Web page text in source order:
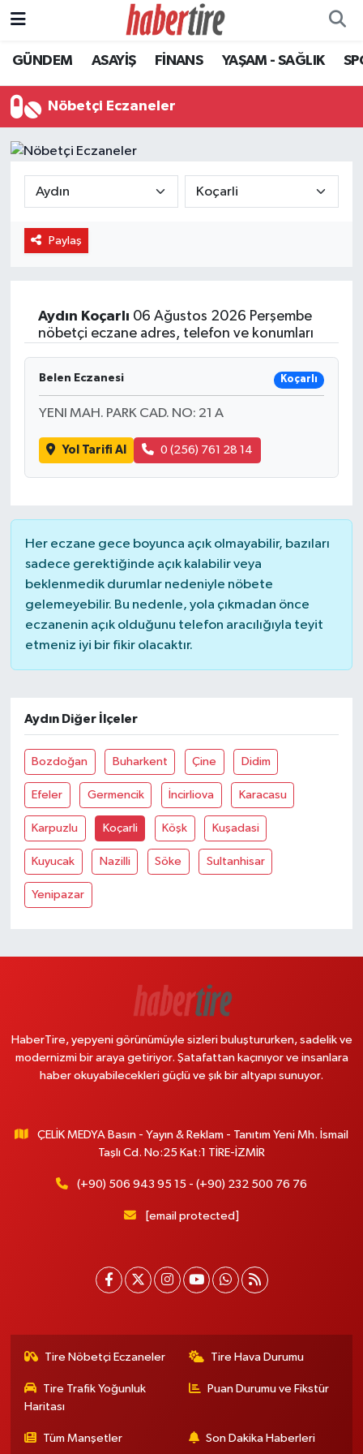
GÜNDEM ASAYİŞ FİNANS YAŞAM - SAĞLIK
Nöbetçi Eczaneler
Paylaş
Aydın Koçarlı 06 Ağustos 2026 Perşembe
nöbetçi eczane adres, telefon ve konumları
Belen Eczanesi Koçarlı
YENI MAH. PARK CAD. NO: 21 A
Yol Tarifi Al 0 (256) 761 28 14
Her eczane gece boyunca açık olmayabilir, bazıları
sadece gerektiğinde açık kalabilir veya
beklenmedik durumlar nedeniyle nöbete
gelemeyebilir. Bu nedenle, yola çıkmadan önce
eczanenin açık olduğunu telefon aracılığıyla teyit
etmeniz iyi bir fikir olacaktır.
Aydın Diğer İlçeler
Bozdoğan Buharkent Çine Didim
Efeler Germencik İncirliova Karacasu
Karpuzlu Koçarli Köşk Kuşadasi
Kuyucak Nazilli Söke Sultanhisar
Yenipazar
HaberTire, yepyeni görünümüyle sizleri buluştururken, sadelik ve
modernizmi bir araya getiriyor. Şatafattan kaçınıyor ve insanlara
haber okuyabilecekleri güçlü ve şık bir altyapı sunuyor.
ÇELİK MEDYA Basın - Yayın & Reklam - Tanıtım Yeni Mh. İsmail
Taşlı Cd. No:25 Kat:1 TİRE-İZMİR
(+90) 506 943 95 15 - (+90) 232 500 76 76
[email protected]
Tire Nöbetçi Eczaneler Tire Hava Durumu
Tire Trafik Yoğunluk
Haritası
Puan Durumu ve Fikstür
Tüm Manşetler Son Dakika Haberleri
Tire Nöbetçi Eczaneler
Tire Hava Durumu
Tire Trafik Yoğunluk Haritası
Süper Lig Puan Durumu ve Fikstür
Tüm Manşetler
Haber Arşivi